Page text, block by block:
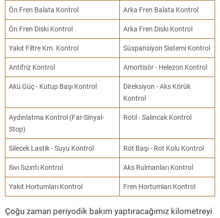
Ön Fren Balata Kontrol Arka Fren Balata Kontrol
Ön Fren Diski Kontrol Arka Fren Diski Kontrol
Yakıt Filtre Km. Kontrol Süspansiyon Sistemi Kontrol
Antifriz Kontrol Amortisör - Helezon Kontrol
Akü Güç - Kutup Başı Kontrol
Direksiyon - Aks Körük
Kontrol
Aydınlatma Kontrol (Far-Sinyal-
Stop)
Rotil - Salıncak Kontrol
Silecek Lastik - Suyu Kontrol Rot Başı - Rot Kolu Kontrol
Sıvı Sızıntı Kontrol Aks Rulmanları Kontrol
Yakıt Hortumları Kontrol Fren Hortumları Kontrol
Çoğu zaman periyodik bakım yaptıracağımız kilometreyi